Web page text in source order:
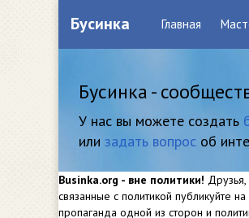
Бусинка Главная
Бусинка -
У нас вы можете создать
или задать вопрос об
Businka.org - вне политики!
связанные с политикой публикуйте
пропаганда одной из сторон и